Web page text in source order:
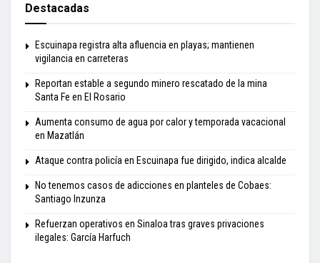
Destacadas
Escuinapa registra alta afluencia en playas; mantienen
vigilancia en carreteras
Reportan estable a segundo minero rescatado de la mina
Santa Fe en El Rosario
Aumenta consumo de agua por calor y temporada vacacional
en Mazatlán
Ataque contra policía en Escuinapa fue dirigido, indica alcalde
No tenemos casos de adicciones en planteles de Cobaes:
Santiago Inzunza
Refuerzan operativos en Sinaloa tras graves privaciones
ilegales: García Harfuch